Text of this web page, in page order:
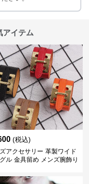
アイテム
(税込)
アクセサリー 革製ワイド
ル 金具留め メンズ腕飾り